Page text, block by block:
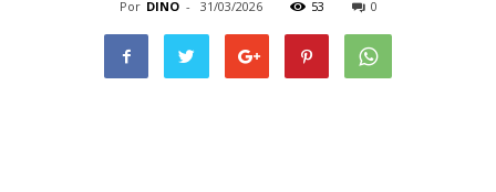
Por DINO - 31/03/2026 53 0